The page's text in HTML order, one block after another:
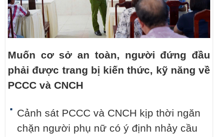
Muốn cơ sở an toàn, người đứng đầu
phải được trang bị kiến thức, kỹ năng về
PCCC và CNCH
Cảnh sát PCCC và CNCH kịp thời ngăn
chặn người phụ nữ có ý định nhảy cầu